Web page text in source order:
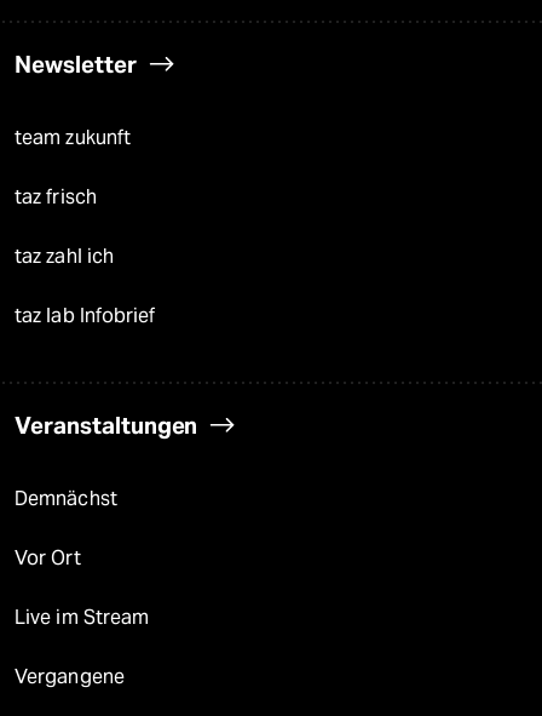
Newsletter
team zukunft
taz frisch
taz zahl ich
taz lab Infobrief
Veranstaltungen
Demnächst
Vor Ort
Live im Stream
Vergangene